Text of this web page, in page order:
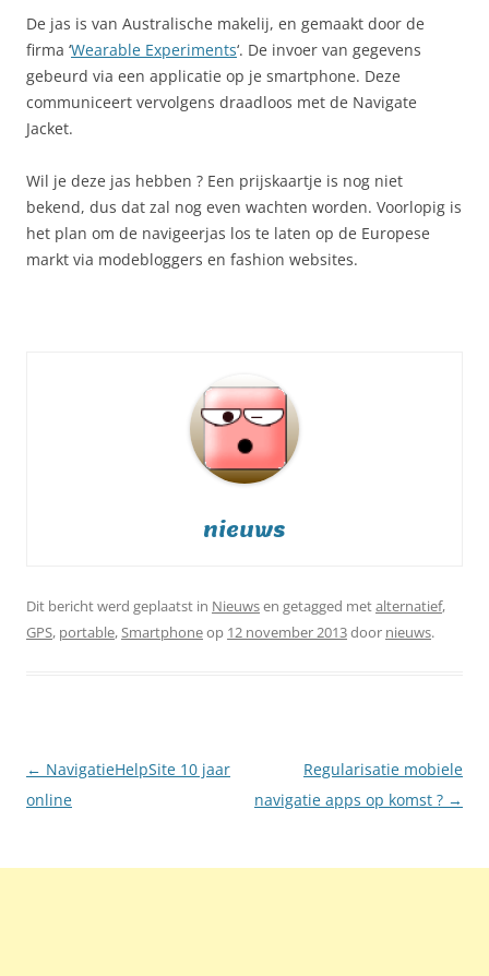
De jas is van Australische makelij, en gemaakt door de
firma ‘Wearable Experiments‘. De invoer van gegevens
gebeurd via een applicatie op je smartphone. Deze
communiceert vervolgens draadloos met de Navigate
Jacket.
Wil je deze jas hebben ? Een prijskaartje is nog niet
bekend, dus dat zal nog even wachten worden. Voorlopig is
het plan om de navigeerjas los te laten op de Europese
markt via modebloggers en fashion websites.
nieuws
Dit bericht werd geplaatst in Nieuwsen getagged metalternatief,
GPS, portable,Smartphoneop 12 november 2013door nieuws.
Berichtnavigatie
← NavigatieHelpSite 10 jaar
online
Regularisatie mobiele
navigatie apps op komst ? →